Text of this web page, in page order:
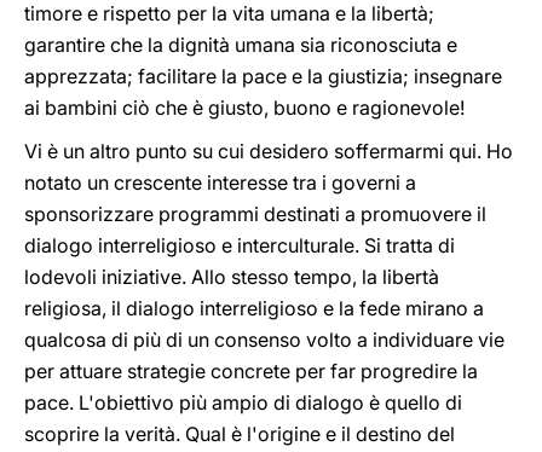
timore e rispetto per la vita umana e la libertà;
garantire che la dignità umana sia riconosciuta e
apprezzata; facilitare la pace e la giustizia; insegnare
ai bambini ciò che è giusto, buono e ragionevole!
Vi è un altro punto su cui desidero soffermarmi qui. Ho
notato un crescente interesse tra i governi a
sponsorizzare programmi destinati a promuovere il
dialogo interreligioso e interculturale. Si tratta di
lodevoli iniziative. Allo stesso tempo, la libertà
religiosa, il dialogo interreligioso e la fede mirano a
qualcosa di più di un consenso volto a individuare vie
per attuare strategie concrete per far progredire la
pace. L'obiettivo più ampio di dialogo è quello di
scoprire la verità. Qual è l'origine e il destino del